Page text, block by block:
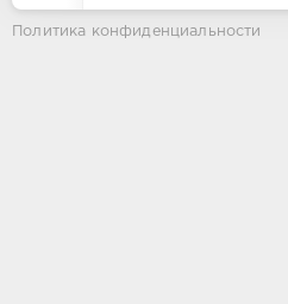
Политика конфиденциальности